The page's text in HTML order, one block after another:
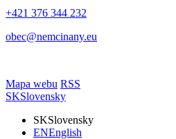
+421 376 344 232
obec@nemcinany.eu
Mapa webu RSS
SKSlovensky
SKSlovensky
ENEnglish